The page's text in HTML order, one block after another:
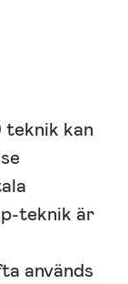
kan
teknik är
används